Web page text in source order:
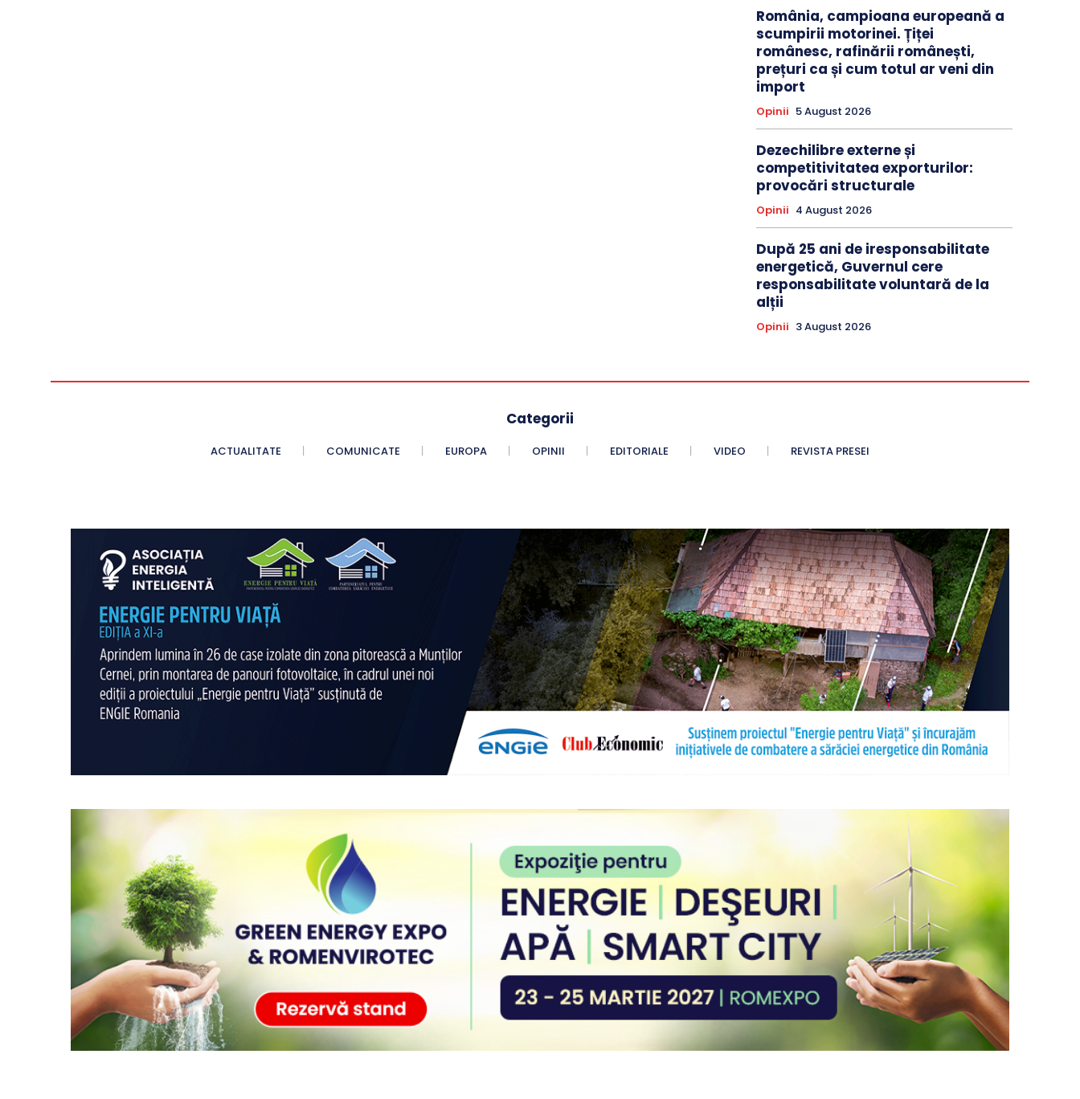
România, campioana europeană a
scumpirii motorinei. Țiței
românesc, rafinării românești,
prețuri ca și cum totul ar veni din
import
Opinii 5 August 2026
Dezechilibre externe și
competitivitatea exporturilor:
provocări structurale
Opinii 4 August 2026
După 25 ani de iresponsabilitate
energetică, Guvernul cere
responsabilitate voluntară de la
alții
Opinii 3 August 2026
Categorii
ACTUALITATE COMUNICATE EUROPA OPINII EDITORIALE VIDEO REVISTA PRESEI